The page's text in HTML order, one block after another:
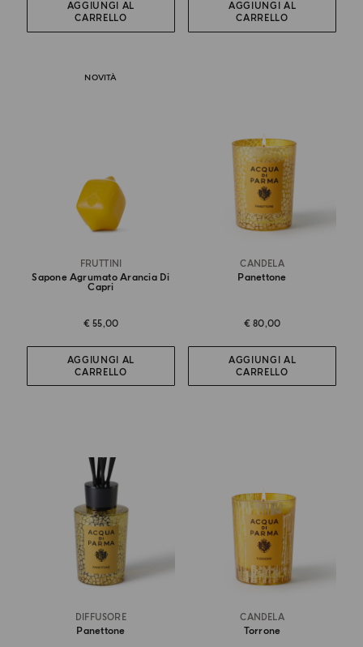
AGGIUNGI AL
CARRELLO
AGGIUNGI AL
CARRELLO
NOVITÀ
FRUTTINI
Sapone Agrumato Arancia Di
Capri
€ 55,00
AGGIUNGI AL
CARRELLO
CANDELA
Panettone
€ 80,00
AGGIUNGI AL
CARRELLO
DIFFUSORE
Panettone
CANDELA
Torrone